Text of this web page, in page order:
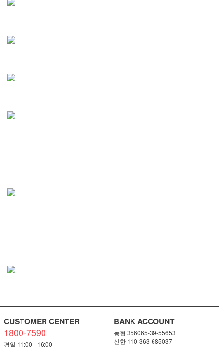
CUSTOMER CENTER
1800-7590
평일 11:00 - 16:00
BANK ACCOUNT
농협 356065-39-55653
신한 110-363-685037